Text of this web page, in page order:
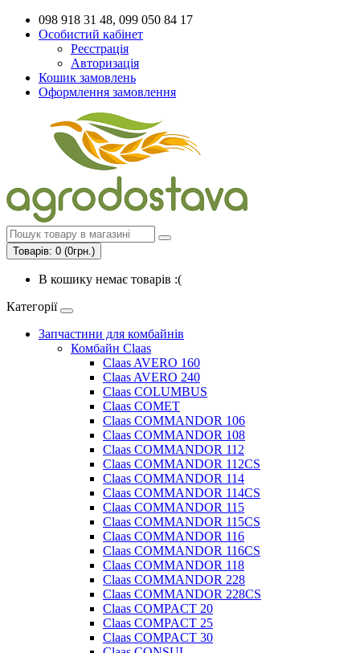
098 918 31 48, 099 050 84 17
Особистий кабінет
Реєстрація
Авторизація
Кошик замовлень
Оформлення замовлення
Товарів: 0 (0грн.)
В кошику немає товарів :(
Категорії
Запчастини для комбайнів
Комбайн Claas
Claas AVERO 160
Claas AVERO 240
Claas COLUMBUS
Claas COMET
Claas COMMANDOR 106
Claas COMMANDOR 108
Claas COMMANDOR 112
Claas COMMANDOR 112CS
Claas COMMANDOR 114
Claas COMMANDOR 114CS
Claas COMMANDOR 115
Claas COMMANDOR 115CS
Claas COMMANDOR 116
Claas COMMANDOR 116CS
Claas COMMANDOR 118
Claas COMMANDOR 228
Claas COMMANDOR 228CS
Claas COMPACT 20
Claas COMPACT 25
Claas COMPACT 30